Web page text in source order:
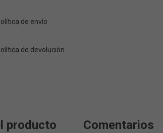
de envío
de devolución
producto Comentarios